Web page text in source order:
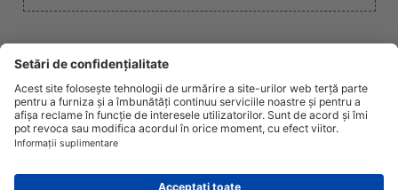
Setări cookie
Putem câștiga un comision dacă folosiți unul dintre
linkurile noastre pentru a face o achiziție.
Despre noiȘtiriInformațiiConfidențialitateLegal